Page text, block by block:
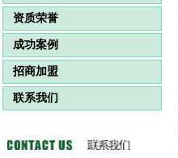
资质荣誉
成功案例
招商加盟
联系我们